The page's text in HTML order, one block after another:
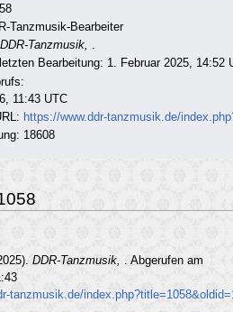
Tanzmusik-Bearbeiter
DDR-Tanzmusik, .
Bearbeitung: 1. Februar 2025, 14:52
11:43 UTC
https://www.ddr-tanzmusik.de/
18608
DDR-Tanzmusik, . Abgerufen am
tanzmusik.de/